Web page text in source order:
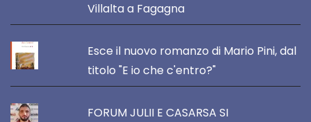
Villalta a Fagagna
Esce il nuovo romanzo di Mario Pini, dal
titolo "E io che c'entro?"
FORUM JULII E CASARSA SI